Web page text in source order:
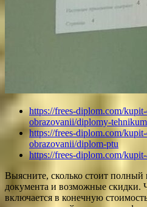
https://frees-diplom.com/
obrazovanii/diplomy-
https://frees-diplom.com/
obrazovanii/diplom-ptu
https://frees-diplom.com/
Выясните, сколько стоит полный
документа и возможные скидки.
включается в конечную